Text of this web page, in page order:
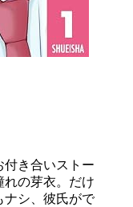
付き合いストー
れの芽衣。だけ
ナシ、彼氏がで